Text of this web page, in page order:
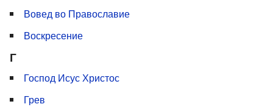
Вовед во Православие
Воскресение
Г
Господ Исус Христос
Грев